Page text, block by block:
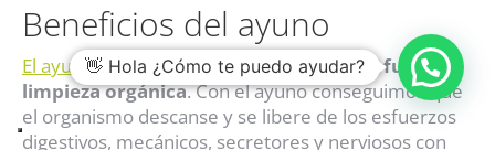
Beneficios del ayuno
El ayuno terapéuticoes ante todo unaprofunda
limpieza orgánica. Con el ayuno conseguimos que
el organismo descanse y se libere de los esfuerzos
digestivos, mecánicos, secretores y nerviosos con
👋 Hola ¿Cómo te puedo ayudar?